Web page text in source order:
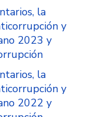
la
y
2023 y
la
y
2022 y